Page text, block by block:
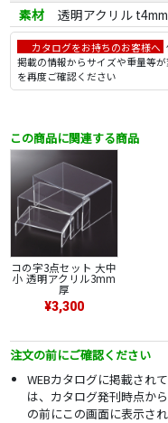
素材
透明アクリル t4mm
カタログをお持ちのお客様へ
掲載の情報からサイズや重量等
を再度ご確認ください
この商品に関連する商品
コの字3点セット 大中
小 透明アクリル3mm
厚
¥3,300
注文の前にご確認ください
WEBカタログに掲載され
は、カタログ発刊時点か
の前にこの画面に表示さ